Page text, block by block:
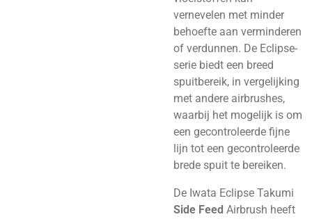
vernevelen met minder
behoefte aan verminderen
of verdunnen. De Eclipse-
serie biedt een breed
spuitbereik, in vergelijking
met andere airbrushes,
waarbij het mogelijk is om
een gecontroleerde fijne
lijn tot een gecontroleerde
brede spuit te bereiken.
De Iwata Eclipse Takumi
Side Feed Airbrush heeft